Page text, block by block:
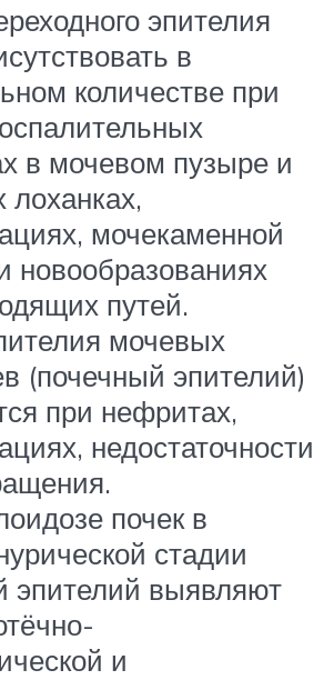
эпителия
в
количестве при
в мочевом пузыре и
лоханках,
мочекаменной
новообразованиях
путей.
мочевых
(почечный эпителий)
при нефритах,
недостаточности
почек в
стадии
эпителий выявляют
и